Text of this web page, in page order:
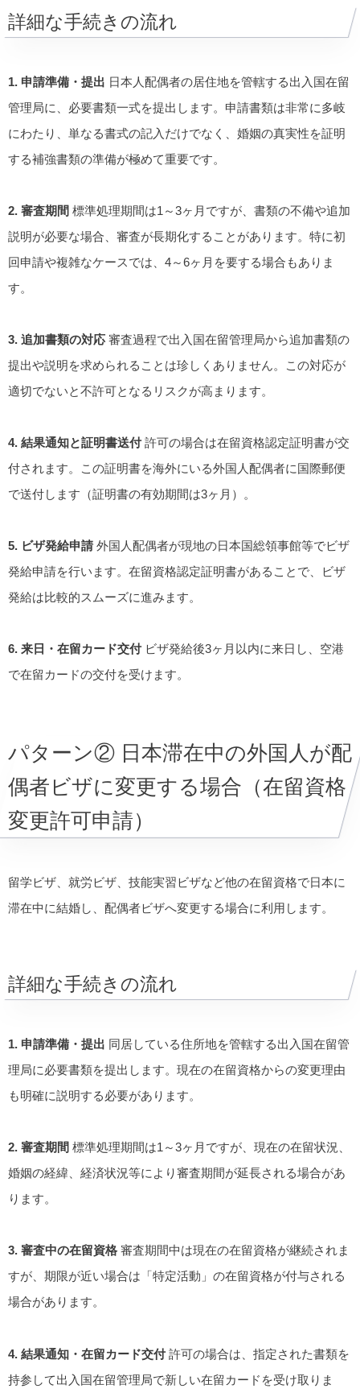
詳細な手続きの流れ
1. 申請準備・提出 日本人配偶者の居住地を管轄する出入国在留
管理局に、必要書類一式を提出します。申請書類は非常に多岐
にわたり、単なる書式の記入だけでなく、婚姻の真実性を証明
する補強書類の準備が極めて重要です。
2. 審査期間 標準処理期間は1～3ヶ月ですが、書類の不備や追加
説明が必要な場合、審査が長期化することがあります。特に初
回申請や複雑なケースでは、4～6ヶ月を要する場合もありま
す。
3. 追加書類の対応 審査過程で出入国在留管理局から追加書類の
提出や説明を求められることは珍しくありません。この対応が
適切でないと不許可となるリスクが高まります。
4. 結果通知と証明書送付許可の場合は在留資格認定証明書が交
付されます。この証明書を海外にいる外国人配偶者に国際郵便
で送付します（証明書の有効期間は3ヶ月）。
5. ビザ発給申請 外国人配偶者が現地の日本国総領事館等でビザ
発給申請を行います。在留資格認定証明書があることで、ビザ
発給は比較的スムーズに進みます。
6. 来日・在留カード交付ビザ発給後3ヶ月以内に来日し、空港
で在留カードの交付を受けます。
パターン② 日本滞在中の外国人が配
偶者ビザに変更する場合（在留資格
変更許可申請）
留学ビザ、就労ビザ、技能実習ビザなど他の在留資格で日本に
滞在中に結婚し、配偶者ビザへ変更する場合に利用します。
詳細な手続きの流れ
1. 申請準備・提出 同居している住所地を管轄する出入国在留管
理局に必要書類を提出します。現在の在留資格からの変更理由
も明確に説明する必要があります。
2. 審査期間 標準処理期間は1～3ヶ月ですが、現在の在留状況、
婚姻の経緯、経済状況等により審査期間が延長される場合があ
ります。
3. 審査中の在留資格 審査期間中は現在の在留資格が継続されま
すが、期限が近い場合は「特定活動」の在留資格が付与される
場合があります。
4. 結果通知・在留カード交付許可の場合は、指定された書類を
持参して出入国在留管理局で新しい在留カードを受け取りま